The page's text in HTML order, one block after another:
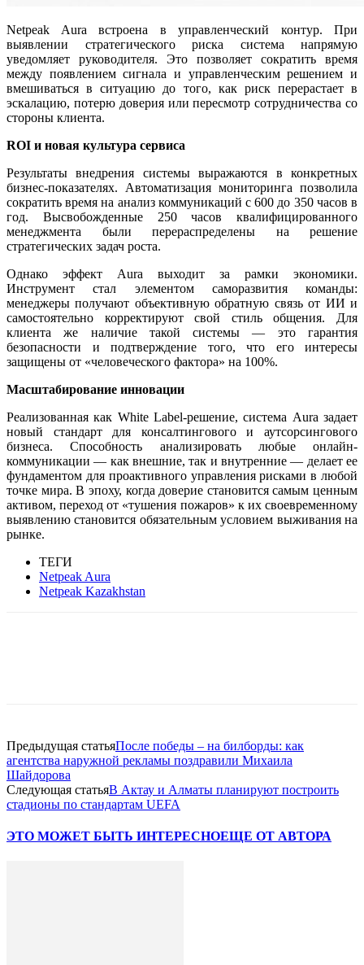
Netpeak Aura встроена в управленческий контур. При
выявлении стратегического риска система напрямую
уведомляет руководителя. Это позволяет сократить время
между появлением сигнала и управленческим решением и
вмешиваться в ситуацию до того, как риск перерастает в
эскалацию, потерю доверия или пересмотр сотрудничества со
стороны клиента.
ROI и новая культура сервиса
Результаты внедрения системы выражаются в конкретных
бизнес-показателях. Автоматизация мониторинга позволила
сократить время на анализ коммуникаций с 600 до 350 часов в
год. Высвобожденные 250 часов квалифицированного
менеджмента были перераспределены на решение
стратегических задач роста.
Однако эффект Aura выходит за рамки экономики.
Инструмент стал элементом саморазвития команды:
менеджеры получают объективную обратную связь от ИИ и
самостоятельно корректируют свой стиль общения. Для
клиента же наличие такой системы — это гарантия
безопасности и подтверждение того, что его интересы
защищены от «человеческого фактора» на 100%.
Масштабирование инновации
Реализованная как White Label-решение, система Aura задает
новый стандарт для консалтингового и аутсорсингового
бизнеса. Способность анализировать любые онлайн-
коммуникации — как внешние, так и внутренние — делает ее
фундаментом для проактивного управления рисками в любой
точке мира. В эпоху, когда доверие становится самым ценным
активом, переход от «тушения пожаров» к их своевременному
выявлению становится обязательным условием выживания на
рынке.
ТЕГИ
Netpeak Aura
Netpeak Kazakhstan
Предыдущая статьяПосле победы – на билборды: как
агентства наружной рекламы поздравили Михаила
Шайдорова
Следующая статьяВ Актау и Алматы планируют построить
стадионы по стандартам UEFA
ЭТО МОЖЕТ БЫТЬ ИНТЕРЕСНОЕЩЕ ОТ АВТОРА